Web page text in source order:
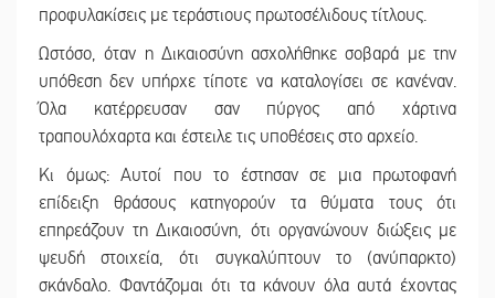
προφυλακίσεις με τεράστιους πρωτοσέλιδους τίτλους.
Ωστόσο, όταν η Δικαιοσύνη ασχολήθηκε σοβαρά με την
υπόθεση δεν υπήρχε τίποτε να καταλογίσει σε κανέναν.
Όλα κατέρρευσαν σαν πύργος από χάρτινα
τραπουλόχαρτα και έστειλε τις υποθέσεις στο αρχείο.
Κι όμως: Αυτοί που το έστησαν σε μια πρωτοφανή
επίδειξη θράσους κατηγορούν τα θύματα τους ότι
επηρεάζουν τη Δικαιοσύνη, ότι οργανώνουν διώξεις με
ψευδή στοιχεία, ότι συγκαλύπτουν το (ανύπαρκτο)
σκάνδαλο. Φαντάζομαι ότι τα κάνουν όλα αυτά έχοντας